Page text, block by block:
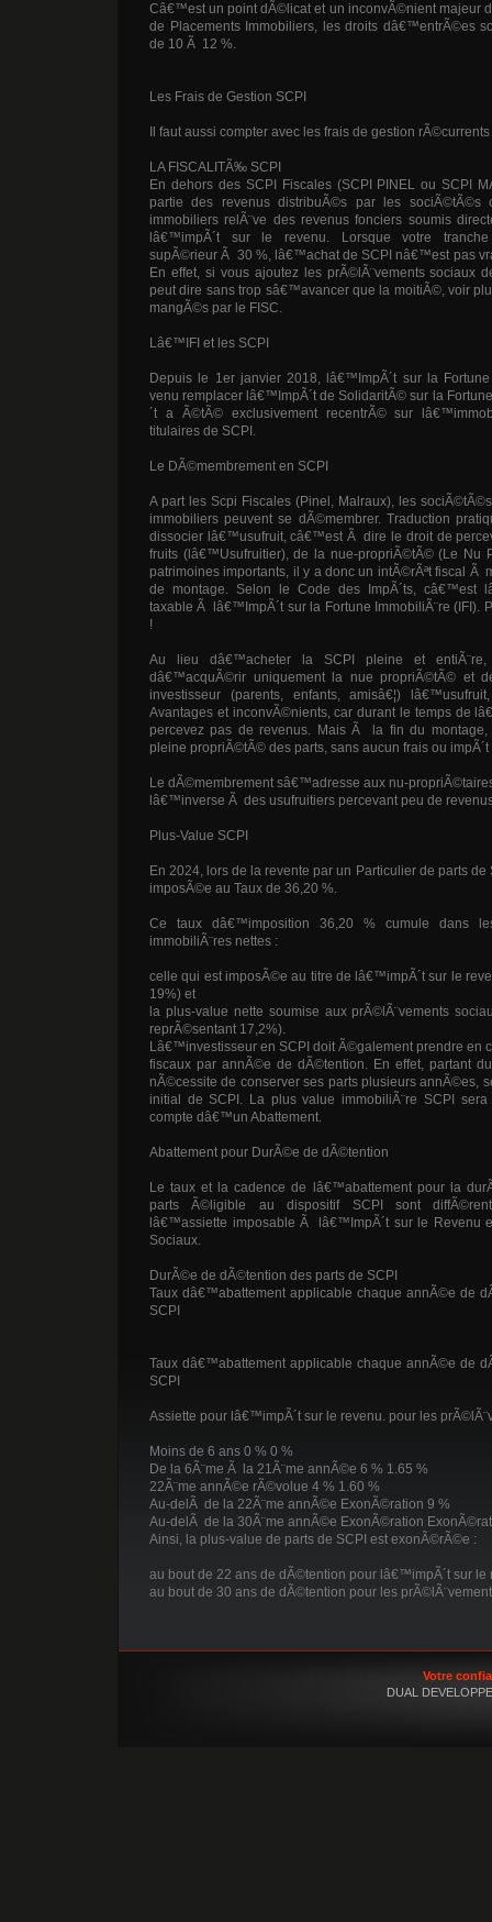
Câ€™est un point dÃ©licat et un inconvÃ©nient majeur
de Placements Immobiliers, les droits dâ€™entrÃ©es
de 10 Ã 12 %.
Les Frais de Gestion SCPI
Il faut aussi compter avec les frais de gestion
LA FISCALITÃ‰ SCPI
En dehors des SCPI Fiscales (SCPI PINEL ou SCPI
partie des revenus distribuÃ©s par les sociÃ©tÃ©s
immobiliers relÃ¨ve des revenus fonciers soumis
lâ€™impÃ´t sur le revenu. Lorsque votre
supÃ©rieur Ã 30 %, lâ€™achat de SCPI nâ€™est pas
En effet, si vous ajoutez les prÃ©lÃ¨vements sociaux
peut dire sans trop sâ€™avancer que la moitiÃ©, voir
mangÃ©s par le FISC.
Lâ€™IFI et les SCPI
Depuis le 1er janvier 2018, lâ€™ImpÃ´t sur la Fortune
venu remplacer lâ€™ImpÃ´t de SolidaritÃ© sur la
´t a Ã©tÃ© exclusivement recentrÃ© sur
titulaires de SCPI.
Le DÃ©membrement en SCPI
A part les Scpi Fiscales (Pinel, Malraux), les
immobiliers peuvent se dÃ©membrer. Traduction
dissocier lâ€™usufruit, câ€™est Ã dire le droit de
fruits (lâ€™Usufruitier), de la nue-propriÃ©tÃ© (Le Nu
patrimoines importants, il y a donc un intÃ©rÃªt fiscal Ã
de montage. Selon le Code des ImpÃ´ts, câ€™est
taxable Ã lâ€™ImpÃ´t sur la Fortune ImmobiliÃ¨re (IFI).
!
Au lieu dâ€™acheter la SCPI pleine et
dâ€™acquÃ©rir uniquement la nue propriÃ©tÃ© et
investisseur (parents, enfants, amisâ€¦)
Avantages et inconvÃ©nients, car durant le temps de
percevez pas de revenus. Mais Ã la fin du
pleine propriÃ©tÃ© des parts, sans aucun frais ou
Le dÃ©membrement sâ€™adresse aux nu-
lâ€™inverse Ã des usufruitiers percevant peu de
Plus-Value SCPI
En 2024, lors de la revente par un Particulier de parts de
imposÃ©e au Taux de 36,20 %.
Ce taux dâ€™imposition 36,20 % cumule dans
immobiliÃ¨res nettes :
celle qui est imposÃ©e au titre de lâ€™impÃ´t sur le
19%) et
la plus-value nette soumise aux prÃ©lÃ¨vements
reprÃ©sentant 17,2%).
Lâ€™investisseur en SCPI doit Ã©galement prendre en
fiscaux par annÃ©e de dÃ©tention. En effet, partant
nÃ©cessite de conserver ses parts plusieurs annÃ©es,
initial de SCPI. La plus value immobiliÃ¨re SCPI
compte dâ€™un Abattement.
Abattement pour DurÃ©e de dÃ©tention
Le taux et la cadence de lâ€™abattement pour la
parts Ã©ligible au dispositif SCPI sont
lâ€™assiette imposable Ã lâ€™ImpÃ´t sur le Revenu
Sociaux.
DurÃ©e de dÃ©tention des parts de SCPI
Taux dâ€™abattement applicable chaque annÃ©e de
SCPI
Taux dâ€™abattement applicable chaque annÃ©e de
SCPI
Assiette pour lâ€™impÃ´t sur le revenu. pour les
Moins de 6 ans 0 % 0 %
De la 6Ã¨me Ã la 21Ã¨me annÃ©e 6 % 1.65 %
22Ã¨me annÃ©e rÃ©volue 4 % 1.60 %
Au-delÃ de la 22Ã¨me annÃ©e ExonÃ©ration 9 %
Au-delÃ de la 30Ã¨me annÃ©e ExonÃ©ration
Ainsi, la plus-value de parts de SCPI est exonÃ©rÃ©e :
au bout de 22 ans de dÃ©tention pour lâ€™impÃ´t sur le
au bout de 30 ans de dÃ©tention pour les
Votre
DUAL